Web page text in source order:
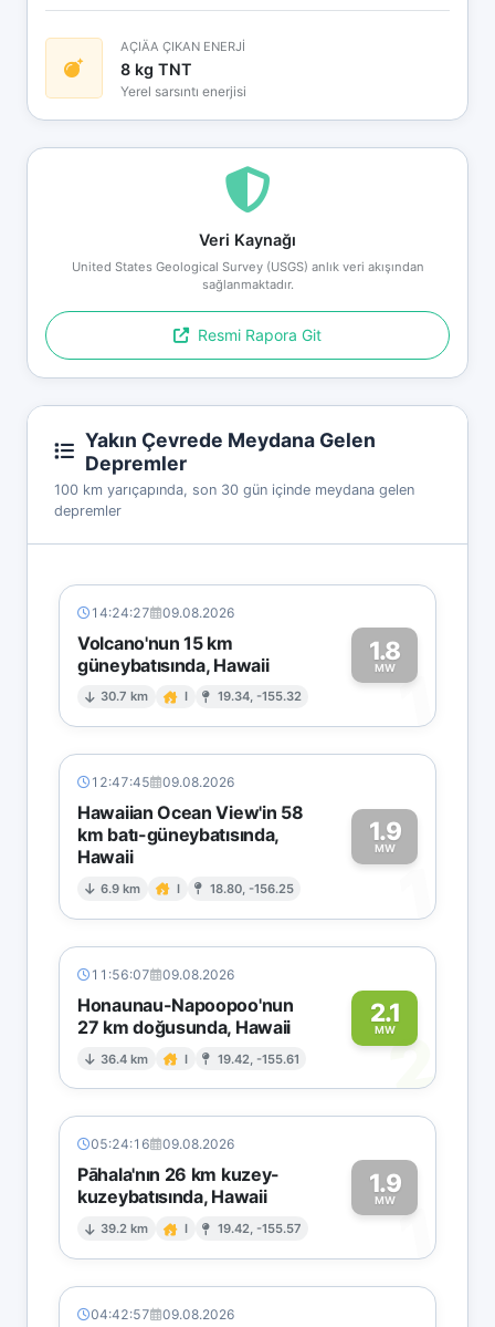
AÇIÄA ÇIKAN ENERJİ
8 kg TNT
Yerel sarsıntı enerjisi
Veri Kaynağı
United States Geological Survey (USGS) anlık veri akışından
sağlanmaktadır.
Resmi Rapora Git
Yakın Çevrede Meydana Gelen
Depremler
100 km yarıçapında, son 30 gün içinde meydana gelen
depremler
14:24:27 09.08.2026
Volcano'nun 15 km
güneybatısında, Hawaii
30.7 km I 19.34, -155.32
1.8
MW1
12:47:45 09.08.2026
Hawaiian Ocean View'in 58
km batı-güneybatısında,
Hawaii
6.9 km I 18.80, -156.25
1.9
MW
1
11:56:07 09.08.2026
Honaunau-Napoopoo'nun
27 km doğusunda, Hawaii
36.4 km I 19.42, -155.61
2.1
MW2
05:24:16 09.08.2026
Pāhala'nın 26 km kuzey-
kuzeybatısında, Hawaii
39.2 km I 19.42, -155.57
1.9
MW1
04:42:57 09.08.2026